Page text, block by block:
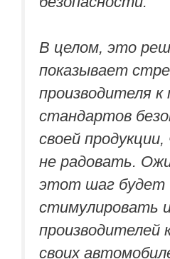
В целом, это
показывает
производителя
стандартов
своей
не радовать.
этот шаг будет
стимулировать
производителей
своих